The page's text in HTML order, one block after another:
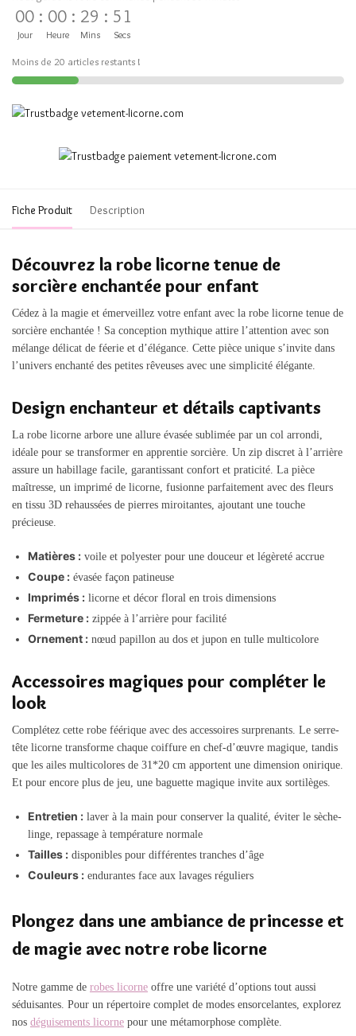
00
Jour
: 00
Heure
: 29
Mins
: 51
Secs
Moins de 20 articles restants !
Fiche Produit Description
Découvrez la robe licorne tenue de
sorcière enchantée pour enfant
Cédez à la magie et émerveillez votre enfant avec la robe licorne tenue de
sorcière enchantée ! Sa conception mythique attire l’attention avec son
mélange délicat de féerie et d’élégance. Cette pièce unique s’invite dans
l’univers enchanté des petites rêveuses avec une simplicité élégante.
Design enchanteur et détails captivants
La robe licorne arbore une allure évasée sublimée par un col arrondi,
idéale pour se transformer en apprentie sorcière. Un zip discret à l’arrière
assure un habillage facile, garantissant confort et praticité. La pièce
maîtresse, un imprimé de licorne, fusionne parfaitement avec des fleurs
en tissu 3D rehaussées de pierres miroitantes, ajoutant une touche
précieuse.
Matières : voile et polyester pour une douceur et légèreté accrue
Coupe : évasée façon patineuse
Imprimés : licorne et décor floral en trois dimensions
Fermeture : zippée à l’arrière pour facilité
Ornement : nœud papillon au dos et jupon en tulle multicolore
Accessoires magiques pour compléter le
look
Complétez cette robe féérique avec des accessoires surprenants. Le serre-
tête licorne transforme chaque coiffure en chef-d’œuvre magique, tandis
que les ailes multicolores de 31*20 cm apportent une dimension onirique.
Et pour encore plus de jeu, une baguette magique invite aux sortilèges.
Entretien : laver à la main pour conserver la qualité, éviter le sèche-
linge, repassage à température normale
Tailles : disponibles pour différentes tranches d’âge
Couleurs : endurantes face aux lavages réguliers
Plongez dans une ambiance de princesse et
de magie avec notre robe licorne
Notre gamme de robes licorne offre une variété d’options tout aussi
séduisantes. Pour un répertoire complet de modes ensorcelantes, explorez
nos déguisements licorne pour une métamorphose complète.